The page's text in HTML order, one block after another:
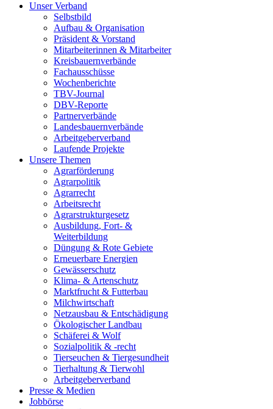
Unser Verband
Selbstbild
Aufbau & Organisation
Präsident & Vorstand
Mitarbeiterinnen & Mitarbeiter
Kreisbauernverbände
Fachausschüsse
Wochenberichte
TBV-Journal
DBV-Reporte
Partnerverbände
Landesbauernverbände
Arbeitgeberverband
Laufende Projekte
Unsere Themen
Agrarförderung
Agrarpolitik
Agrarrecht
Arbeitsrecht
Agrarstrukturgesetz
Ausbildung, Fort- &
Weiterbildung
Düngung & Rote Gebiete
Erneuerbare Energien
Gewässerschutz
Klima- & Artenschutz
Marktfrucht & Futterbau
Milchwirtschaft
Netzausbau & Entschädigung
Ökologischer Landbau
Schäferei & Wolf
Sozialpolitik & -recht
Tierseuchen & Tiergesundheit
Tierhaltung & Tierwohl
Arbeitgeberverband
Presse & Medien
Jobbörse